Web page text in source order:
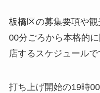
板橋区の募集要項や
00分ごろから本格的
店するスケジュールで
打ち上げ開始の19時